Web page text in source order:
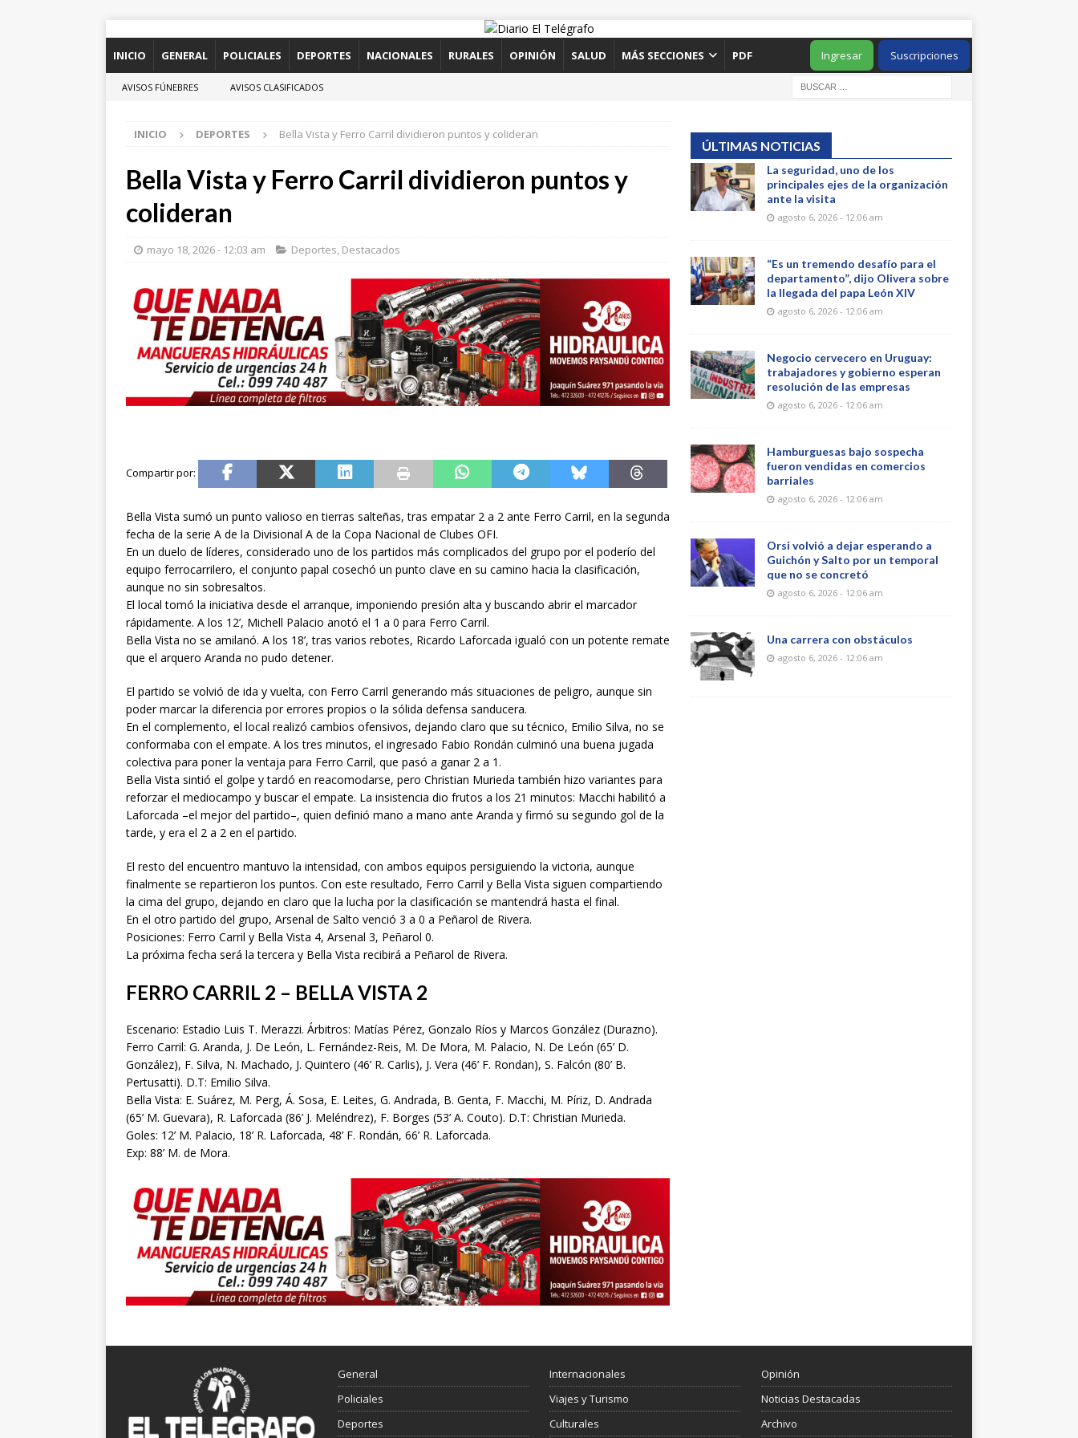
INICIO GENERAL POLICIALES DEPORTES NACIONALES RURALES OPINIÓN SALUD MÁS SECCIONES PDF Suscripciones
Ingresar
AVISOS FÚNEBRES AVISOS CLASIFICADOS
INICIO DEPORTES Bella Vista y Ferro Carril dividieron puntos y colideran
Bella Vista y Ferro Carril dividieron puntos y
colideran
mayo 18, 2026 - 12:03 am Deportes, Destacados
Bella Vista sumó un punto valioso en tierras salteñas, tras empatar 2 a 2 ante Ferro Carril, en la segunda
fecha de la serie A de la Divisional A de la Copa Nacional de Clubes OFI.
En un duelo de líderes, considerado uno de los partidos más complicados del grupo por el poderío del
equipo ferrocarrilero, el conjunto papal cosechó un punto clave en su camino hacia la clasificación,
aunque no sin sobresaltos.
El local tomó la iniciativa desde el arranque, imponiendo presión alta y buscando abrir el marcador
rápidamente. A los 12’, Michell Palacio anotó el 1 a 0 para Ferro Carril.
Bella Vista no se amilanó. A los 18’, tras varios rebotes, Ricardo Laforcada igualó con un potente remate
que el arquero Aranda no pudo detener.
El partido se volvió de ida y vuelta, con Ferro Carril generando más situaciones de peligro, aunque sin
poder marcar la diferencia por errores propios o la sólida defensa sanducera.
En el complemento, el local realizó cambios ofensivos, dejando claro que su técnico, Emilio Silva, no se
conformaba con el empate. A los tres minutos, el ingresado Fabio Rondán culminó una buena jugada
colectiva para poner la ventaja para Ferro Carril, que pasó a ganar 2 a 1.
Bella Vista sintió el golpe y tardó en reacomodarse, pero Christian Murieda también hizo variantes para
reforzar el mediocampo y buscar el empate. La insistencia dio frutos a los 21 minutos: Macchi habilitó a
Laforcada –el mejor del partido–, quien definió mano a mano ante Aranda y firmó su segundo gol de la
tarde, y era el 2 a 2 en el partido.
El resto del encuentro mantuvo la intensidad, con ambos equipos persiguiendo la victoria, aunque
finalmente se repartieron los puntos. Con este resultado, Ferro Carril y Bella Vista siguen compartiendo
la cima del grupo, dejando en claro que la lucha por la clasificación se mantendrá hasta el final.
En el otro partido del grupo, Arsenal de Salto venció 3 a 0 a Peñarol de Rivera.
Posiciones: Ferro Carril y Bella Vista 4, Arsenal 3, Peñarol 0.
La próxima fecha será la tercera y Bella Vista recibirá a Peñarol de Rivera.
FERRO CARRIL 2 – BELLA VISTA 2
Escenario: Estadio Luis T. Merazzi. Árbitros: Matías Pérez, Gonzalo Ríos y Marcos González (Durazno).
Ferro Carril: G. Aranda, J. De León, L. Fernández-Reis, M. De Mora, M. Palacio, N. De León (65’ D.
González), F. Silva, N. Machado, J. Quintero (46’ R. Carlis), J. Vera (46’ F. Rondan), S. Falcón (80’ B.
Pertusatti). D.T: Emilio Silva.
Bella Vista: E. Suárez, M. Perg, Á. Sosa, E. Leites, G. Andrada, B. Genta, F. Macchi, M. Píriz, D. Andrada
(65’ M. Guevara), R. Laforcada (86’ J. Meléndrez), F. Borges (53’ A. Couto). D.T: Christian Murieda.
Goles: 12’ M. Palacio, 18’ R. Laforcada, 48’ F. Rondán, 66’ R. Laforcada.
Exp: 88’ M. de Mora.
ÚLTIMAS NOTICIAS
La seguridad, uno de los
principales ejes de la organización
ante la visita
agosto 6, 2026 - 12:06 am
“Es un tremendo desafío para el
departamento”, dijo Olivera sobre
la llegada del papa León XIV
agosto 6, 2026 - 12:06 am
Negocio cervecero en Uruguay:
trabajadores y gobierno esperan
resolución de las empresas
agosto 6, 2026 - 12:06 am
Hamburguesas bajo sospecha
fueron vendidas en comercios
barriales
agosto 6, 2026 - 12:06 am
Orsi volvió a dejar esperando a
Guichón y Salto por un temporal
que no se concretó
agosto 6, 2026 - 12:06 am
Una carrera con obstáculos
agosto 6, 2026 - 12:06 am
General
Policiales
Deportes
Internacionales
Viajes y Turismo
Culturales
Opinión
Noticias Destacadas
Archivo